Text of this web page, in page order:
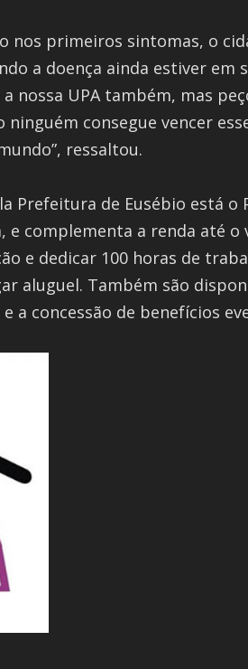
nos primeiros sintomas, o
a doença ainda estiver
nossa UPA também, mas
consegue vencer
ressaltou.
Prefeitura de Eusébio está
e complementa a renda até
e dedicar 100 horas de
aluguel. Também são
a concessão de benefícios